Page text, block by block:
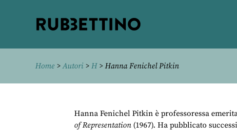
Home >Autori > H> Hanna Fenichel Pitkin
Hanna Fenichel Pitkin è professoressa
of Representation (1967). Ha pubblicato